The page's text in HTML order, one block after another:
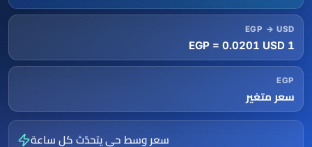
EGP → USD
1 EGP = 0.0201 USD
EGP
سعر متغير
سعر وسط حي يتحدّث كل ساعة